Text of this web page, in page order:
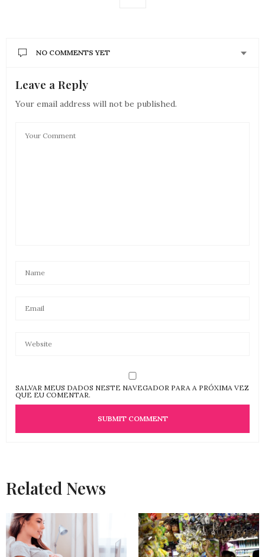
NO COMMENTS YET
Leave a Reply
Your email address will not be published.
SALVAR MEUS DADOS NESTE NAVEGADOR PARA A PRÓXIMA VEZ
QUE EU COMENTAR.
Related News